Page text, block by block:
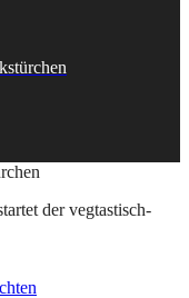
der vegtastisch-